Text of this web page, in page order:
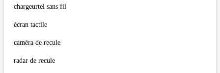
chargeurtel sans fil
écran tactile
caméra de recule
radar de recule